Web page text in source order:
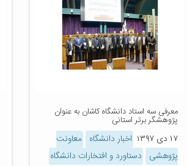
معرفی سه استاد دانشگاه کاشان به عنوان
پژوهشگر برتر استانی
۱۷ دی ۱۳۹۷ اخبار دانشگاه معاونت
پژوهشی دستاورد و افتخارات دانشگاه